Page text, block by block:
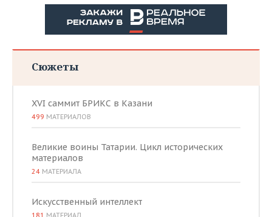
Сюжеты
XVI саммит БРИКС в Казани
499 МАТЕРИАЛОВ
Великие воины Татарии. Цикл исторических
материалов
24 МАТЕРИАЛА
Искусственный интеллект
181 МАТЕРИАЛ